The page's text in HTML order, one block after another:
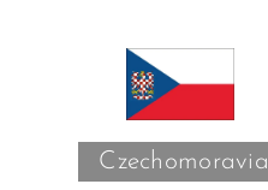
Czechomoravia